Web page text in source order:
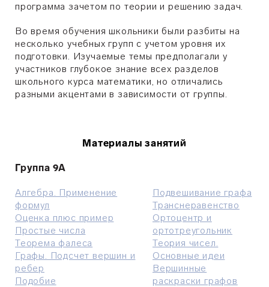
программа зачетом по теории и решению задач.
Во время обучения школьники были разбиты на
несколько учебных групп с учетом уровня их
подготовки. Изучаемые темы предполагали у
участников глубокое знание всех разделов
школьного курса математики, но отличались
разными акцентами в зависимости от группы.
Материалы занятий
Группа 9А
Алгебра. Применение
формул
Оценка плюс пример
Простые числа
Теорема фалеса
Графы. Подсчет вершин и
ребер
Подобие
Подвешивание графа
Транснеравенство
Ортоцентр и
ортотреугольник
Теория чисел.
Основные идеи
Вершинные
раскраски графов